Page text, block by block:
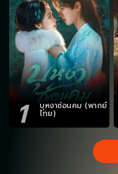
1 บุหงาซ่อนคม (พากย์
ไทย)